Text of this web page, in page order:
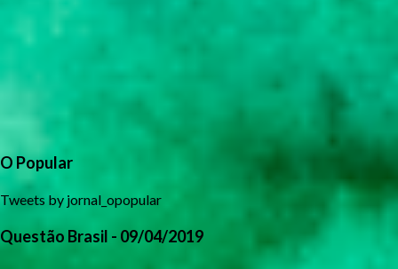
O Popular
Tweets by jornal_opopular
Questão Brasil - 09/04/2019